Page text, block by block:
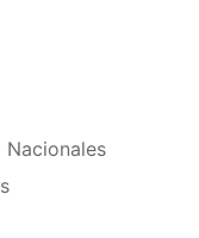
Nacionales